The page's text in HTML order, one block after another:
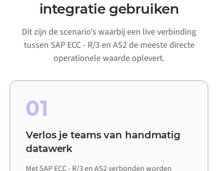
integratie gebruiken
Dit zijn de scenario's waarbij een live verbinding
tussen SAP ECC - R/3 en AS2 de meeste directe
operationele waarde oplevert.
01
Verlos je teams van handmatig
datawerk
Met SAP ECC - R/3 en AS2 verbonden worden